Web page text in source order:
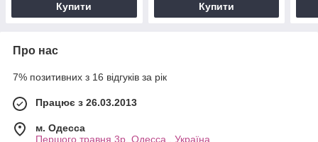
Купити Купити
Про нас
7% позитивних з 16 відгуків за рік
Працює з 26.03.2013
м. Одесса
Першого травня 3р, Одесса , Україна